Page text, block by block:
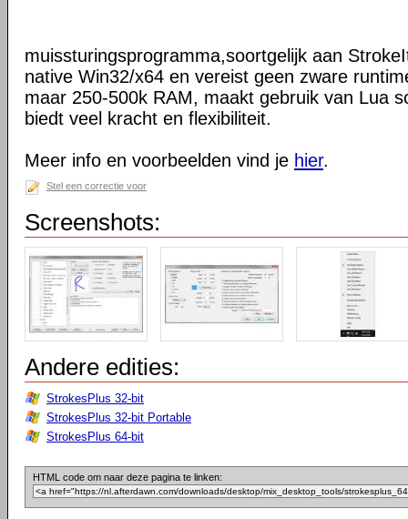
muissturingsprogramma,soortgelijk aan
native Win32/x64 en vereist geen zware
maar 250-500k RAM, maakt gebruik van Lua
biedt veel kracht en flexibiliteit.
Meer info en voorbeelden vind je hier.
Stel een correctie voor
Screenshots:
Andere edities:
StrokesPlus 32-bit
StrokesPlus 32-bit Portable
StrokesPlus 64-bit
HTML code om naar deze pagina te linken: